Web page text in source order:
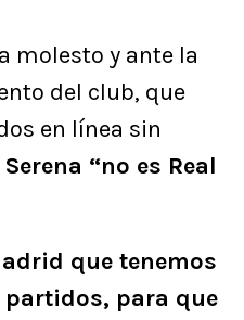
molesto y ante la
del club, que
en línea sin
Serena “no es Real
que tenemos
para que